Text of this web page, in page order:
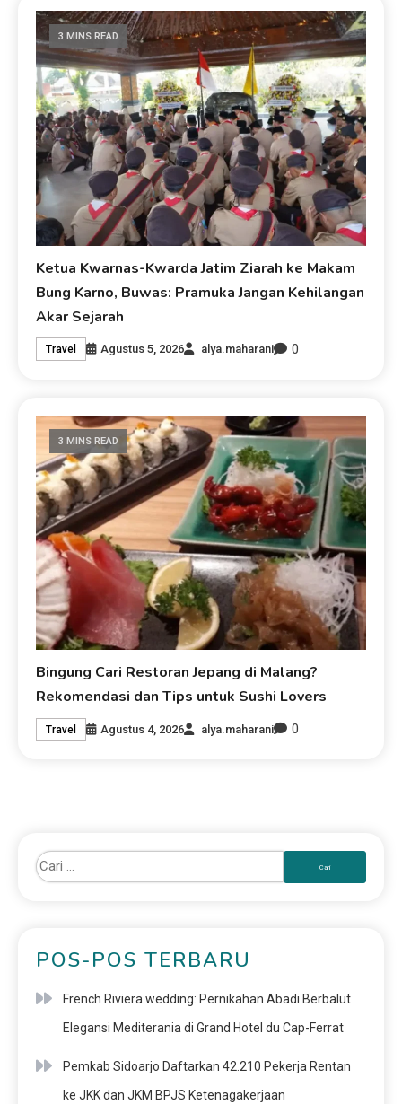
3 MINS READ
Ketua Kwarnas-Kwarda Jatim Ziarah ke Makam
Bung Karno, Buwas: Pramuka Jangan Kehilangan
Akar Sejarah
Travel Agustus 5, 2026 alya.maharani 0
3 MINS READ
Bingung Cari Restoran Jepang di Malang?
Rekomendasi dan Tips untuk Sushi Lovers
Travel Agustus 4, 2026 alya.maharani 0
POS-POS TERBARU
French Riviera wedding: Pernikahan Abadi Berbalut
Elegansi Mediterania di Grand Hotel du Cap-Ferrat
Pemkab Sidoarjo Daftarkan 42.210 Pekerja Rentan
ke JKK dan JKM BPJS Ketenagakerjaan